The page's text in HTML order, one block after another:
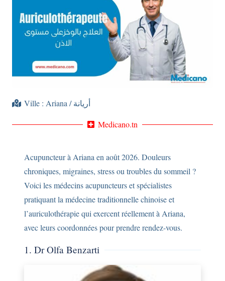
Ville :
Ariana / أريانة
Medicano.tn
Acupuncteur à Ariana en août 2026. Douleurs
chroniques, migraines, stress ou troubles du sommeil ?
Voici les médecins acupuncteurs et spécialistes
pratiquant la médecine traditionnelle chinoise et
l’auriculothérapie qui exercent réellement à Ariana,
avec leurs coordonnées pour prendre rendez-vous.
1. Dr Olfa Benzarti